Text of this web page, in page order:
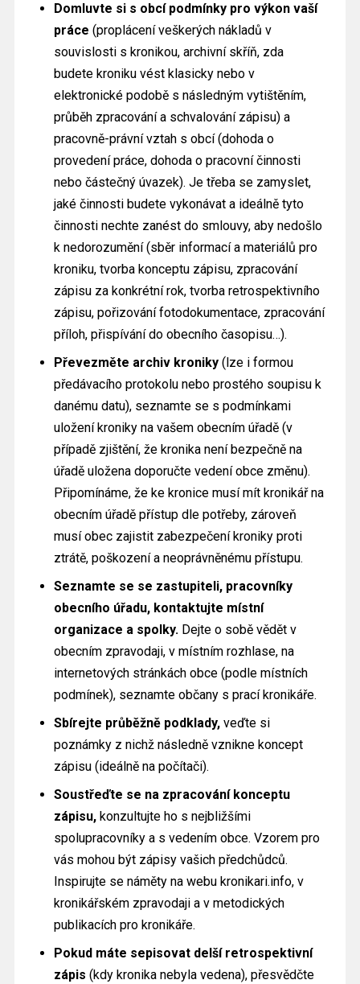
Domluvte si s obcí podmínky pro výkon vaší
práce (proplácení veškerých nákladů v
souvislosti s kronikou, archivní skříň, zda
budete kroniku vést klasicky nebo v
elektronické podobě s následným vytištěním,
průběh zpracování a schvalování zápisu) a
pracovně-právní vztah s obcí (dohoda o
provedení práce, dohoda o pracovní činnosti
nebo částečný úvazek). Je třeba se zamyslet,
jaké činnosti budete vykonávat a ideálně tyto
činnosti nechte zanést do smlouvy, aby nedošlo
k nedorozumění (sběr informací a materiálů pro
kroniku, tvorba konceptu zápisu, zpracování
zápisu za konkrétní rok, tvorba retrospektivního
zápisu, pořizování fotodokumentace, zpracování
příloh, přispívání do obecního časopisu…).
Převezměte archiv kroniky(lze i formou
předávacího protokolu nebo prostého soupisu k
danému datu), seznamte se s podmínkami
uložení kroniky na vašem obecním úřadě (v
případě zjištění, že kronika není bezpečně na
úřadě uložena doporučte vedení obce změnu).
Připomínáme, že ke kronice musí mít kronikář na
obecním úřadě přístup dle potřeby, zároveň
musí obec zajistit zabezpečení kroniky proti
ztrátě, poškození a neoprávněnému přístupu.
Seznamte se se zastupiteli, pracovníky
obecního úřadu, kontaktujte místní
organizace a spolky.Dejte o sobě vědět v
obecním zpravodaji, v místním rozhlase, na
internetových stránkách obce (podle místních
podmínek), seznamte občany s prací kronikáře.
Sbírejte průběžně podklady,veďte si
poznámky z nichž následně vznikne koncept
zápisu (ideálně na počítači).
Soustřeďte se na zpracování konceptu
zápisu,konzultujte ho s nejbližšími
spolupracovníky a s vedením obce. Vzorem pro
vás mohou být zápisy vašich předchůdců.
Inspirujte se náměty na webu kronikari.info, v
kronikářském zpravodaji a v metodických
publikacích pro kronikáře.
Pokud máte sepisovat delší retrospektivní
zápis (kdy kronika nebyla vedena), přesvědčte